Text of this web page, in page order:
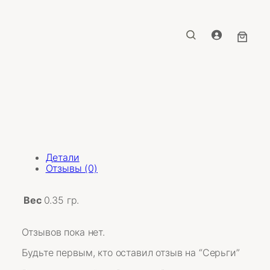
Детали
Отзывы (0)
Вес 0.35 гр.
Отзывов пока нет.
Будьте первым, кто оставил отзыв на “Серьги”